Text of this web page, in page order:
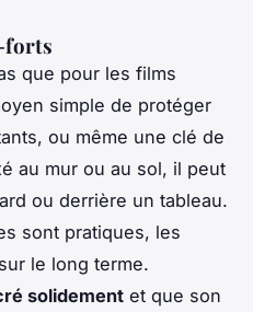
forts
que pour les films
simple de protéger
ou même une clé de
au mur ou au sol, il peut
ou derrière un tableau.
sont pratiques, les
le long terme.
solidement et que son